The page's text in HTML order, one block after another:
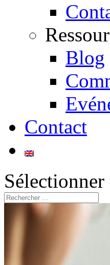
Blog
Contact
Sélectionner